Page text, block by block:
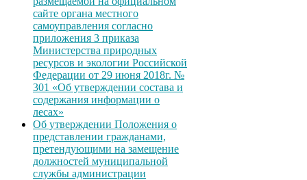
сайте органа местного
самоуправления согласно
приложения 3 приказа
Министерства природных
ресурсов и экологии Российской
Федерации от 29 июня 2018г. №
301 «Об утверждении состава и
содержания информации о
лесах»
Об утверждении Положения о
представлении гражданами,
претендующими на замещение
должностей муниципальной
службы администрации